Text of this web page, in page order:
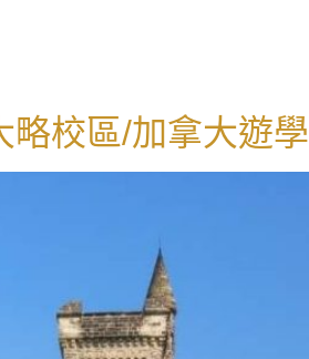
略校區/加拿大遊學